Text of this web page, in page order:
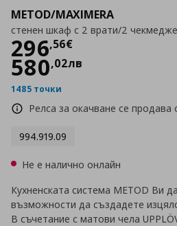
METOD/MAXIMERA
стенен шкаф с 2 врати/2
296,56€
Цена
580,02лв
1485 точки
Релса за окачване се продава
994.919.09
Не е налично онлайн
Кухненската система METOD Ви
възможности да създадете
В съчетание с матови чела